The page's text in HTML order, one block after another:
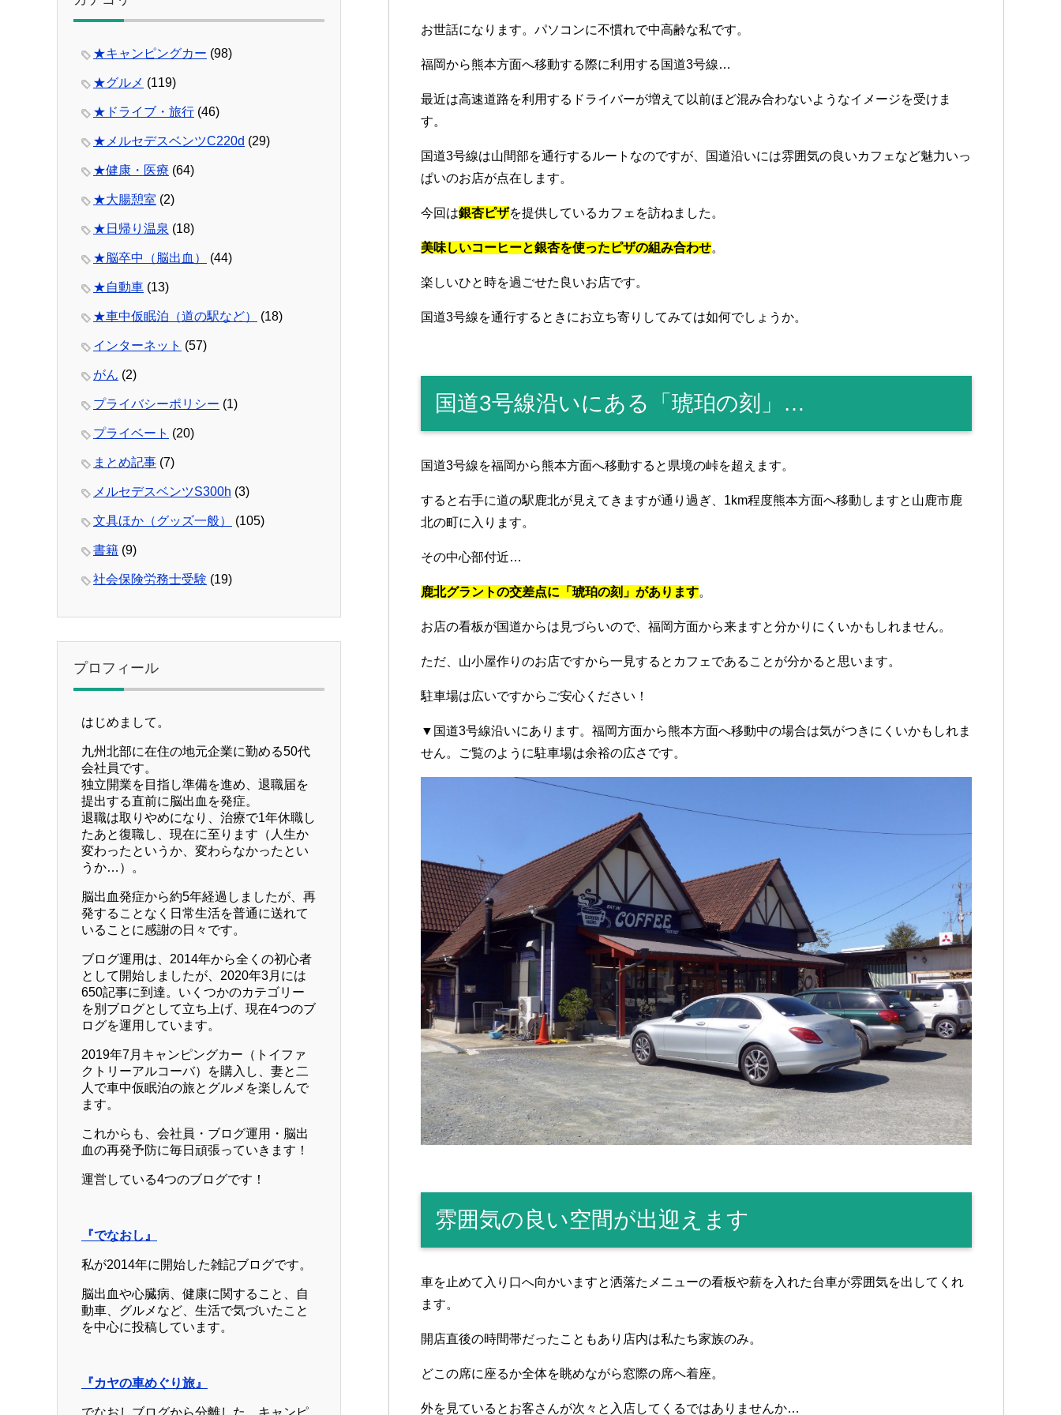
お世話になります。パソコンに不慣れで中高齢な私です。
福岡から熊本方面へ移動する際に利用する国道3号線…
最近は高速道路を利用するドライバーが増えて以前ほど混み合わないようなイメージを受けま
す。
国道3号線は山間部を通行するルートなのですが、国道沿いには雰囲気の良いカフェなど魅力いっ
ぱいのお店が点在します。
今回は銀杏ピザを提供しているカフェを訪ねました。
美味しいコーヒーと銀杏を使ったピザの組み合わせ。
楽しいひと時を過ごせた良いお店です。
国道3号線を通行するときにお立ち寄りしてみては如何でしょうか。
国道3号線沿いにある「琥珀の刻」…
国道3号線を福岡から熊本方面へ移動すると県境の峠を超えます。
すると右手に道の駅鹿北が見えてきますが通り過ぎ、1km程度熊本方面へ移動しますと山鹿市鹿
北の町に入ります。
その中心部付近…
鹿北グラントの交差点に「琥珀の刻」があります。
お店の看板が国道からは見づらいので、福岡方面から来ますと分かりにくいかもしれません。
ただ、山小屋作りのお店ですから一見するとカフェであることが分かると思います。
駐車場は広いですからご安心ください！
▼国道3号線沿いにあります。福岡方面から熊本方面へ移動中の場合は気がつきにくいかもしれま
せん。ご覧のように駐車場は余裕の広さです。
雰囲気の良い空間が出迎えます
車を止めて入り口へ向かいますと洒落たメニューの看板や薪を入れた台車が雰囲気を出してくれ
ます。
開店直後の時間帯だったこともあり店内は私たち家族のみ。
どこの席に座るか全体を眺めながら窓際の席へ着座。
外を見ているとお客さんが次々と入店してくるではありませんか…
★キャンピングカー (98)
★グルメ (119)
★ドライブ・旅行 (46)
★メルセデスベンツC220d (29)
★健康・医療 (64)
★大腸憩室 (2)
★日帰り温泉 (18)
★脳卒中（脳出血） (44)
★自動車 (13)
★車中仮眠泊（道の駅など） (18)
インターネット (57)
がん (2)
プライバシーポリシー (1)
プライベート (20)
まとめ記事 (7)
メルセデスベンツS300h (3)
文具ほか（グッズ一般） (105)
書籍 (9)
社会保険労務士受験 (19)
プロフィール
はじめまして。
九州北部に在住の地元企業に勤める50代
会社員です。
独立開業を目指し準備を進め、退職届を
提出する直前に脳出血を発症。
退職は取りやめになり、治療で1年休職し
たあと復職し、現在に至ります（人生か
変わったというか、変わらなかったとい
うか…）。
脳出血発症から約5年経過しましたが、再
発することなく日常生活を普通に送れて
いることに感謝の日々です。
ブログ運用は、2014年から全くの初心者
として開始しましたが、2020年3月には
650記事に到達。いくつかのカテゴリー
を別ブログとして立ち上げ、現在4つのブ
ログを運用しています。
2019年7月キャンピングカー（トイファ
クトリーアルコーバ）を購入し、妻と二
人で車中仮眠泊の旅とグルメを楽しんで
ます。
これからも、会社員・ブログ運用・脳出
血の再発予防に毎日頑張っていきます！
運営している4つのブログです！
『でなおし』
私が2014年に開始した雑記ブログです。
脳出血や心臓病、健康に関すること、自
動車、グルメなど、生活で気づいたこと
を中心に投稿しています。
『カヤの車めぐり旅』
でなおしブログから分離した、キャンピ